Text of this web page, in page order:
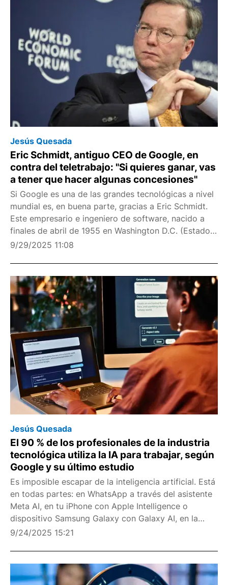
Jesús Quesada
Eric Schmidt, antiguo CEO de Google, en
contra del teletrabajo: "Si quieres ganar, vas
a tener que hacer algunas concesiones"
Si Google es una de las grandes tecnológicas a nivel
mundial es, en buena parte, gracias a Eric Schmidt.
Este empresario e ingeniero de software, nacido a
finales de abril de 1955 en Washington D.C. (Estados
Unidos de América) y con un doctorado en ciencias
9/29/2025 11:08
Jesús Quesada
El 90 % de los profesionales de la industria
tecnológica utiliza la IA para trabajar, según
Google y su último estudio
Es imposible escapar de la inteligencia artificial. Está
en todas partes: en WhatsApp a través del asistente
Meta AI, en tu iPhone con Apple Intelligence o
dispositivo Samsung Galaxy con Galaxy AI, en la
suite de ofimática Microsoft 365 con Copilot o en el
9/24/2025 15:21